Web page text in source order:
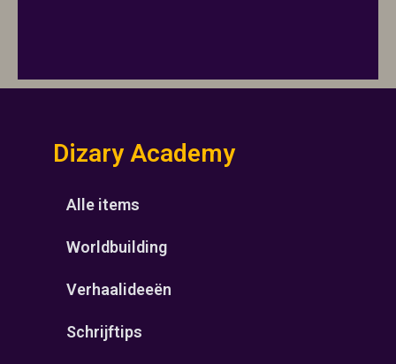
Dizary Academy
Alle items
Worldbuilding
Verhaalideeën
Schrijftips